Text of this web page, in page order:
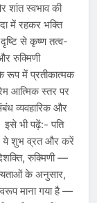
शांत स्वभाव की
में रहकर भक्ति
से कृष्ण तत्व-
रुक्मिणी
रूप में प्रतीकात्मक
आत्मिक स्तर पर
व्यवहारिक और
भी पढ़ें:- पति
ये शुभ व्रत और करें
रुक्मिणी —
के अनुसार,
माना गया है —